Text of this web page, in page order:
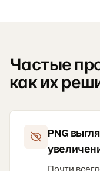
Частые
как их
PNG
Почти